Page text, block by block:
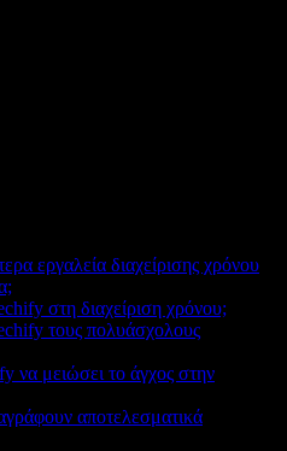
εργαλεία διαχείρισης χρόνου
στη διαχείριση χρόνου;
τους πολυάσχολους
να μειώσει το άγχος στην
αποτελεσματικά